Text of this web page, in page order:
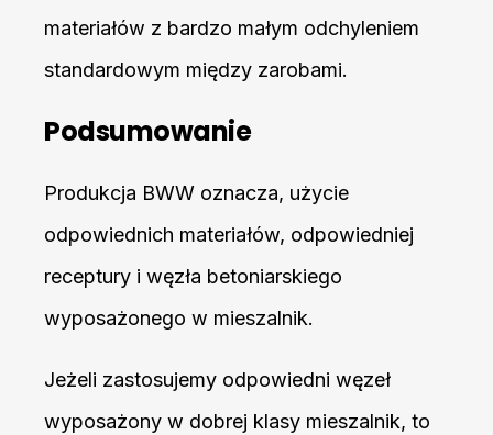
materiałów z bardzo małym odchyleniem
standardowym między zarobami.
Podsumowanie
Produkcja BWW oznacza, użycie
odpowiednich materiałów, odpowiedniej
receptury i węzła betoniarskiego
wyposażonego w mieszalnik.
Jeżeli zastosujemy odpowiedni węzeł
wyposażony w dobrej klasy mieszalnik, to